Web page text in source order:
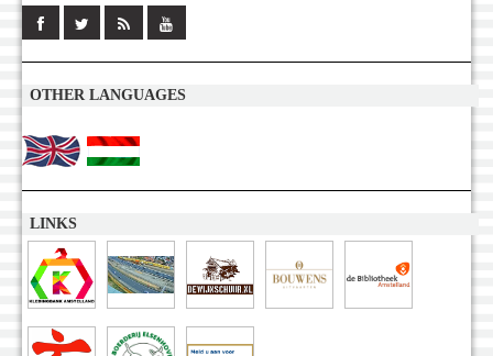
OTHER LANGUAGES
LINKS